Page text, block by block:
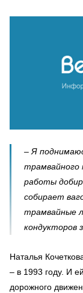
– Я
работы
собирает
трамвайные
кондукторов
Наталья
– в 1993 году. И
дорожного